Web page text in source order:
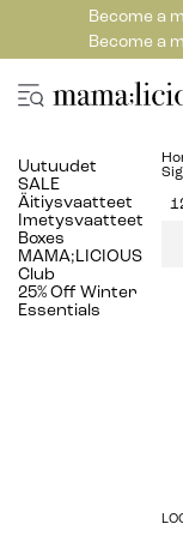
Become a
Become a
Uutuudet
SALE
Äitiysvaatteet
Imetysvaatteet
Boxes
MAMA;LICIOUS
Club
25% Off Winter
Essentials